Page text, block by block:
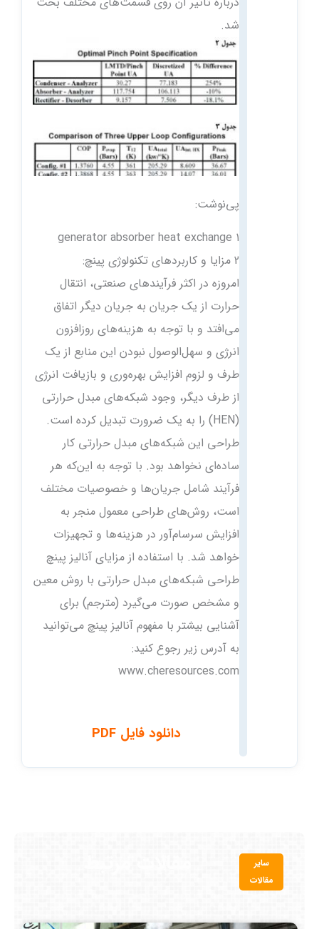
شد.
پی‌نوشت:
1 generator absorber heat exchange
2 مزایا و کاربردهای تکنولوژی پینچ:
امروزه در اکثر فرآیندهای صنعتی، انتقال
حرارت از یک جریان به جریان دیگر اتفاق
می‌افتد و با توجه به هزینه‌های روزافزون
انرژی و سهل‌الوصول نبودن این منابع از یک‌
طرف و لزوم افزایش بهره‌وری و بازیافت انرژی
از طرف دیگر، وجود شبکه‌های مبدل حرارتی
(HEN) را به یک ضرورت تبدیل کرده است.
طراحی این شبکه‌های مبدل حرارتی کار
ساده‌ای نخواهد بود. با توجه به این‌که هر
فرآیند شامل جریان‌ها و خصوصیات مختلف
است، روش‌های طراحی معمول منجر به
افزایش سرسام‌آور در هزینه‌ها و تجهیزات
خواهد شد. با استفاده از مزایای آنالیز پینچ
طراحی شبکه‌های مبدل حرارتی با روش معین
و مشخص صورت می‌گیرد (مترجم) برای
آشنایی بیشتر با مفهوم آنالیز پینچ می‌توانید
به آدرس زیر رجوع کنید:
www.cheresources.com
دانلود فایل PDF
سایر
مقالات